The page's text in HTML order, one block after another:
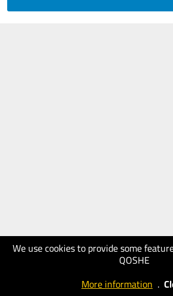
We use cookies to provide some
QOSHE
More information .